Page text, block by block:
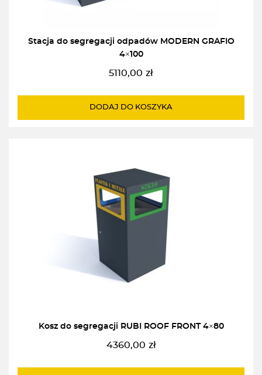
Stacja do segregacji odpadów MODERN GRAFIO
4×100
5110,00 zł
DODAJ DO KOSZYKA
Kosz do segregacji RUBI ROOF FRONT 4×80
4360,00 zł